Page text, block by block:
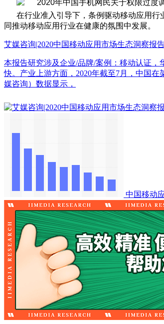
在行业准入引导下，条例驱动移动应用
同推动移动应用行业在健康的氛围中发展。
艾媒咨询|2020中国移动应用市场生态洞察报
本报告研究涉及企业/品牌/案例：移动认证，
快。产业上游方面，2020年截至7月，中国
媒咨询）数据显示，
中国移动